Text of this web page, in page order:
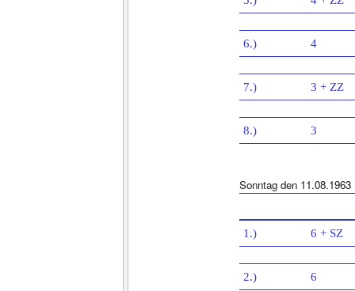
6.) 4
7.) 3 + ZZ
8.) 3
Sonntag den 11.08.1963
1.) 6 + SZ
2.) 6